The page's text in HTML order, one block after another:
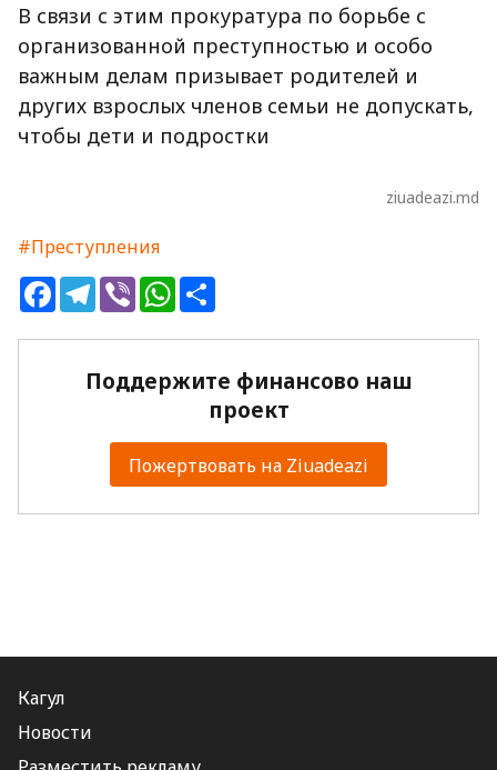
В связи с этим прокуратура по борьбе с
организованной преступностью и особо
важным делам призывает родителей и
других взрослых членов семьи не допускать,
чтобы дети и подростки
ziuadeazi.md
#Преступления
FacebookTelegram
ViberWhatsApp
Поддержите финансово наш
проект
Пожертвовать на Ziuadeazi
Кагул
Новости